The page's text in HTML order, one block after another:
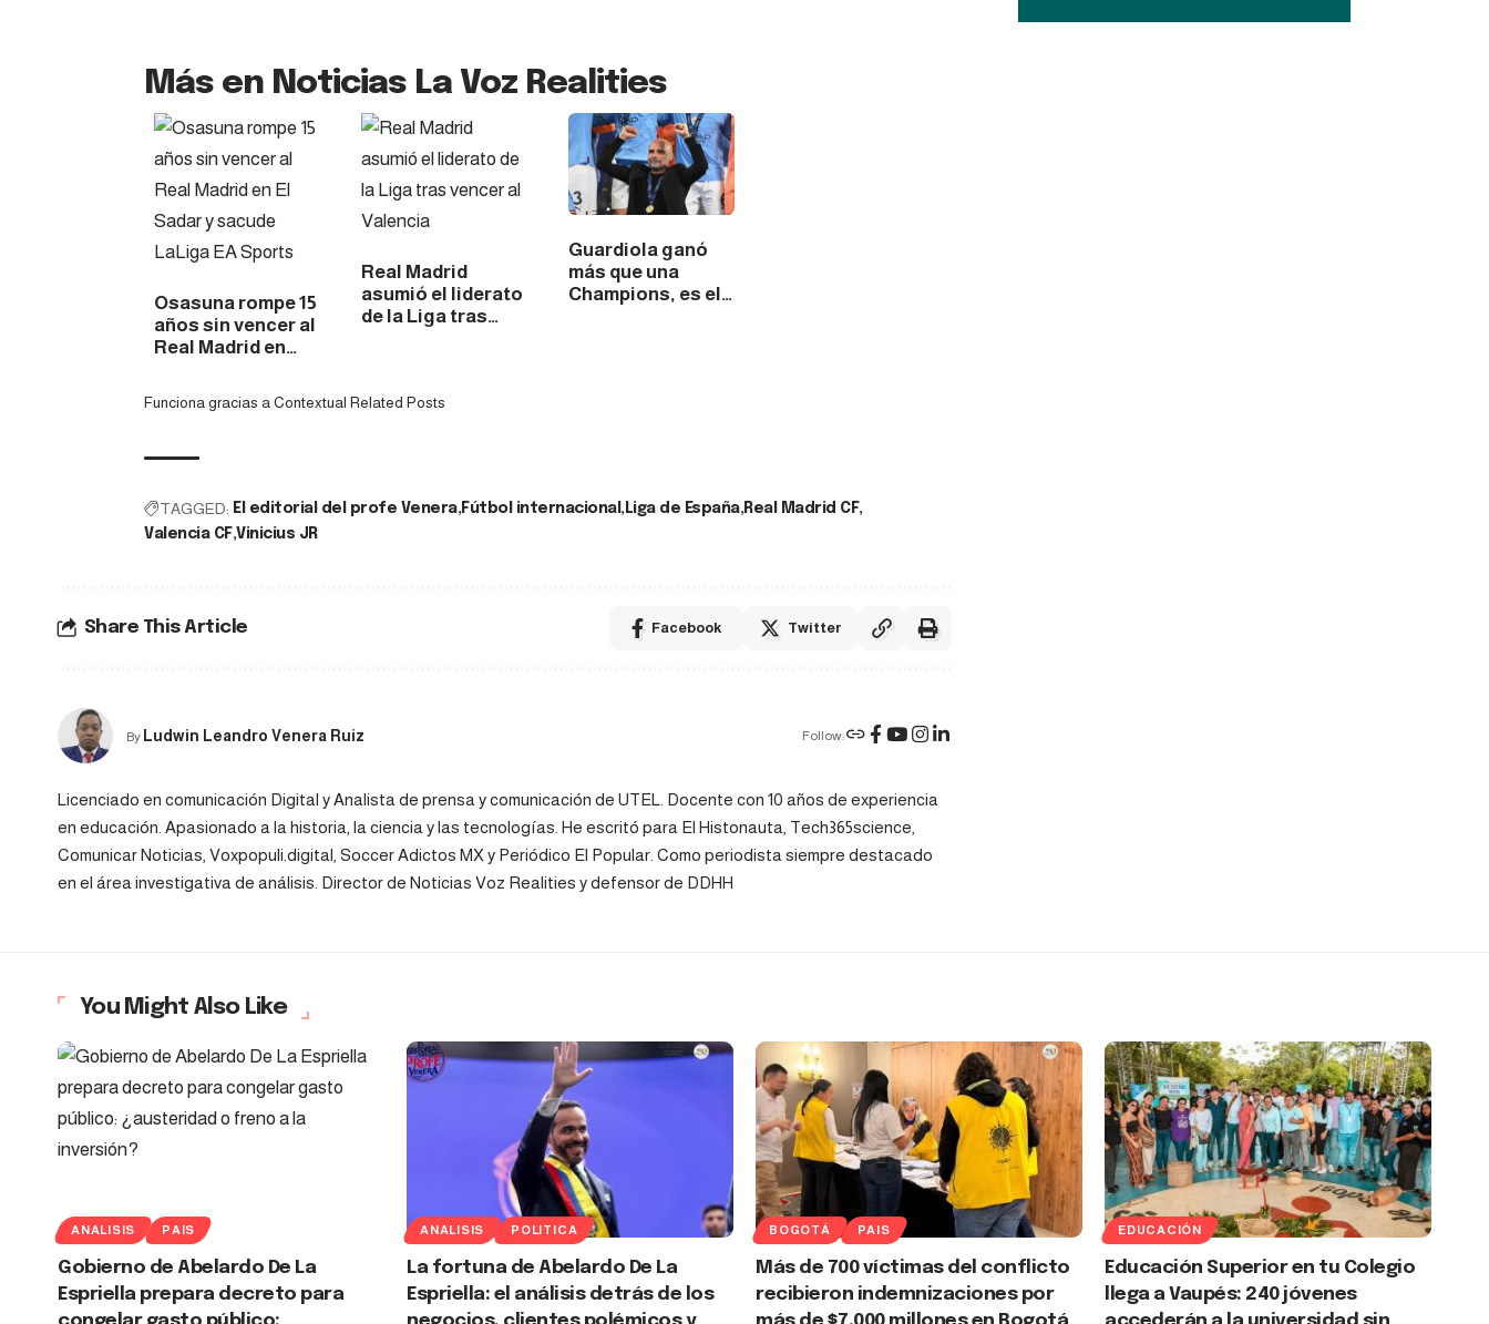
Más en Noticias La Voz Realities
Osasuna rompe 15
años sin vencer al
Real Madrid en…
Real Madrid
asumió el liderato
de la Liga tras…
Guardiola ganó
más que una
Champions, es el
Funciona gracias a Contextual Related Posts
TAGGED: El editorial del profe Venera Fútbol internacional Liga de España Real Madrid CF
Valencia CF Vinicius JR
Share This Article Facebook Twitter
By Ludwin Leandro Venera Ruiz Follow:
Licenciado en comunicación Digital y Analista de prensa y comunicación de UTEL. Docente con 10 años de experiencia
en educación. Apasionado a la historia, la ciencia y las tecnologías. He escritó para El Histonauta, Tech365science,
Comunicar Noticias, Voxpopuli.digital, Soccer Adictos MX y Periódico El Popular. Como periodista siempre destacado
en el área investigativa de análisis. Director de Noticias Voz Realities y defensor de DDHH
You Might Also Like
ANALISIS PAIS
Gobierno de Abelardo De La
Espriella prepara decreto para
ANALISIS POLITICA
La fortuna de Abelardo De La
Espriella: el análisis detrás de los
BOGOTÁ PAIS
Más de 700 víctimas del conflicto
recibieron indemnizaciones por
EDUCACIÓN
Educación Superior en tu Colegio
llega a Vaupés: 240 jóvenes